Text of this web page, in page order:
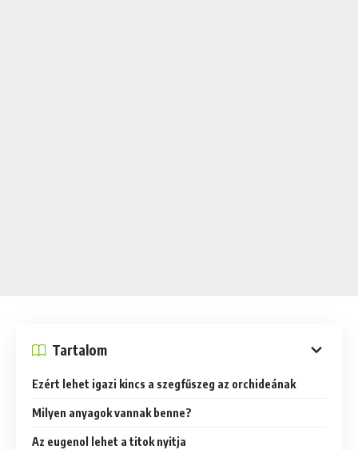
Tartalom
Ezért lehet igazi kincs a szegfűszeg az orchideának
Milyen anyagok vannak benne?
Az eugenol lehet a titok nyitja